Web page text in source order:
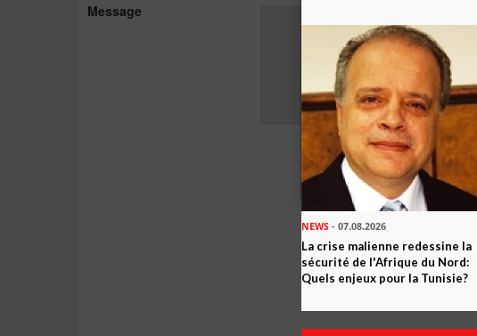
Message
NEWS - 07.08.2026
La crise malienne redessine la
sécurité de l'Afrique du Nord:
Quels enjeux pour la Tunisie?